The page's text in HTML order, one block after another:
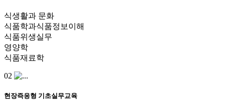
식생활과 문화
식품학과식품정보이해
식품위생실무
영양학
식품재료학
02
현장즉응형 기초실무교육